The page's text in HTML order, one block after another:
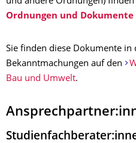
Ordnungen und
Sie finden diese Dokumente
Bekanntmachungen auf den
Bau und Umwelt.